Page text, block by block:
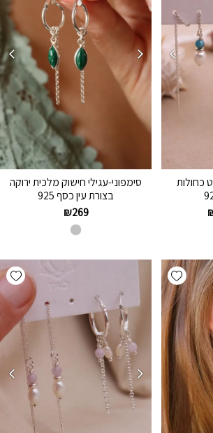
כחולות
סימפוני-עגילי חישוק מלכית ירוקה
בצורת עין כסף 925
₪269
Add wishlist